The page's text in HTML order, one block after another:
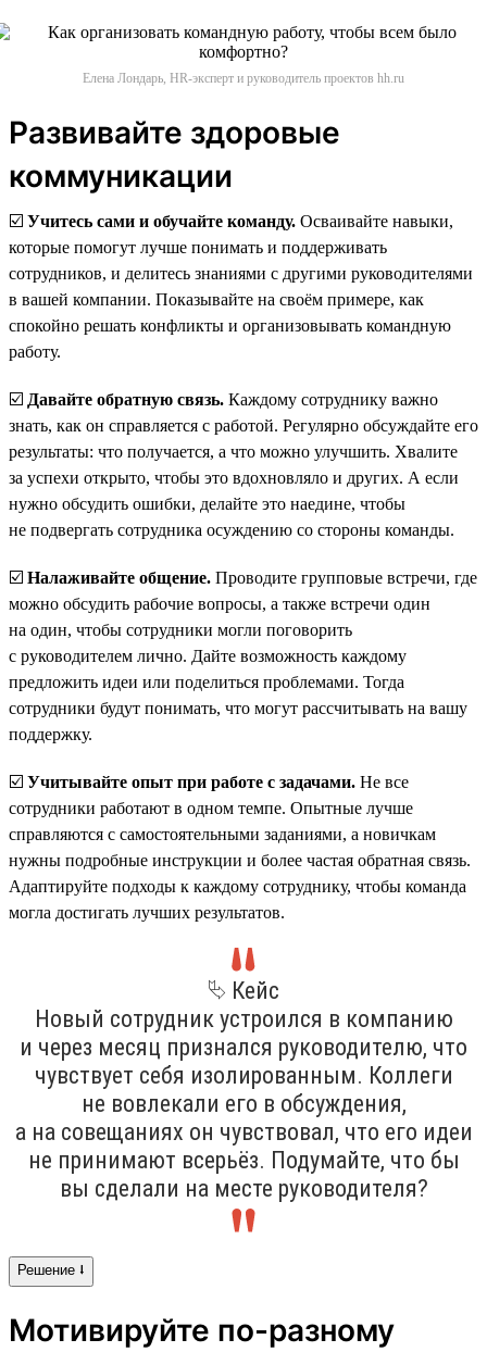
Елена Лондарь, HR-эксперт и руководитель проектов hh.ru
Развивайте здоровые
коммуникации
☑️ Учитесь сами и обучайте команду. Осваивайте навыки,
которые помогут лучше понимать и поддерживать
сотрудников, и делитесь знаниями с другими руководителями
в вашей компании. Показывайте на своём примере, как
спокойно решать конфликты и организовывать командную
работу.
☑️ Давайте обратную связь. Каждому сотруднику важно
знать, как он справляется с работой. Регулярно обсуждайте его
результаты: что получается, а что можно улучшить. Хвалите
за успехи открыто, чтобы это вдохновляло и других. А если
нужно обсудить ошибки, делайте это наедине, чтобы
не подвергать сотрудника осуждению со стороны команды.
☑️ Налаживайте общение. Проводите групповые встречи, где
можно обсудить рабочие вопросы, а также встречи один
на один, чтобы сотрудники могли поговорить
с руководителем лично. Дайте возможность каждому
предложить идеи или поделиться проблемами. Тогда
сотрудники будут понимать, что могут рассчитывать на вашу
поддержку.
☑️ Учитывайте опыт при работе с задачами. Не все
сотрудники работают в одном темпе. Опытные лучше
справляются с самостоятельными заданиями, а новичкам
нужны подробные инструкции и более частая обратная связь.
Адаптируйте подходы к каждому сотруднику, чтобы команда
могла достигать лучших результатов.
⮱ Кейс
Новый сотрудник устроился в компанию
и через месяц признался руководителю, что
чувствует себя изолированным. Коллеги
не вовлекали его в обсуждения,
а на совещаниях он чувствовал, что его идеи
не принимают всерьёз. Подумайте, что бы
вы сделали на месте руководителя?
Решение ⭣
Мотивируйте по-разному